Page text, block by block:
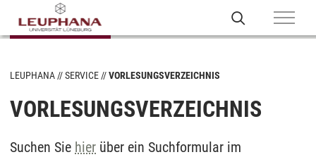
LEUPHANA SERVICE VORLESUNGSVERZEICHNIS
VORLESUNGSVERZEICHNIS
Suchen Sie hier über ein Suchformular im